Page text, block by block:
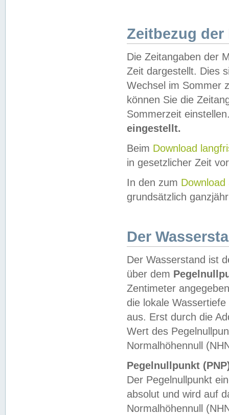
Zeitbezug der
Die Zeitangaben der
Zeit dargestellt. Dies
Wechsel im Sommer
können Sie die
Sommerzeit
eingestellt.
Beim Download
in gesetzlicher Zeit
In den zum Download
grundsätzlich
Der
Der Wasserstand ist
über dem
Zentimeter
die lokale
aus. Erst durch die
Wert des
Normalhöhennull
Pegelnullpunkt
Der Pegelnullpunkt
absolut und wird auf
Normalhöhennull